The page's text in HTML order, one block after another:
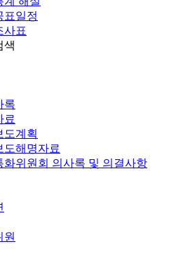
표일정
사표
색
록
료
도계획
도해명자료
화위원회 의사록 및 의결사항
원